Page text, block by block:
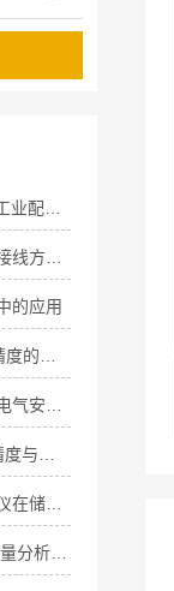
的应用
法国CA8345电能质量分析仪在储能行业电能管理的核心利器
法国CA8345 高精度电能质量分析仪赋能节能行业的精准监测利器